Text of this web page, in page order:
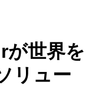
が世界を
リュー